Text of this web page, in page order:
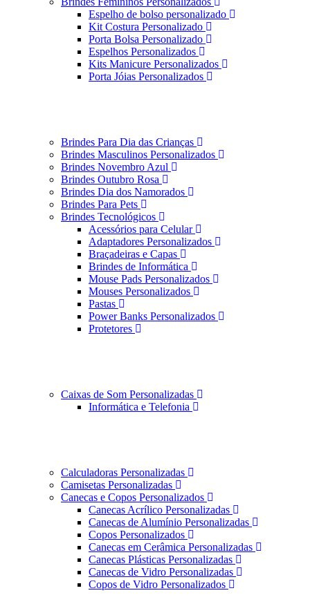
Espelho de bolso personalizado
Kit Costura Personalizado
Porta Bolsa Personalizado
Espelhos Personalizados
Kits Manicure Personalizados
Porta Jóias Personalizados
Brindes Para Dia das Crianças
Brindes Masculinos Personalizados
Brindes Novembro Azul
Brindes Outubro Rosa
Brindes Dia dos Namorados
Brindes Para Pets
Brindes Tecnológicos
Acessórios para Celular
Adaptadores Personalizados
Braçadeiras e Capas
Brindes de Informática
Mouse Pads Personalizados
Mouses Personalizados
Pastas
Power Banks Personalizados
Protetores
Caixas de Som Personalizadas
Informática e Telefonia
Calculadoras Personalizadas
Camisetas Personalizadas
Canecas e Copos Personalizados
Canecas Acrílico Personalizadas
Canecas de Alumínio Personalizadas
Copos Personalizados
Canecas em Cerâmica Personalizadas
Canecas Plásticas Personalizadas
Canecas de Vidro Personalizadas
Copos de Vidro Personalizados